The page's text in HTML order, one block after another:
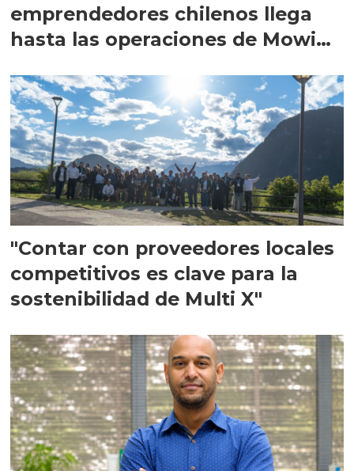
emprendedores chilenos llega
hasta las operaciones de Mowi
"Contar con proveedores locales
competitivos es clave para la
sostenibilidad de Multi X"